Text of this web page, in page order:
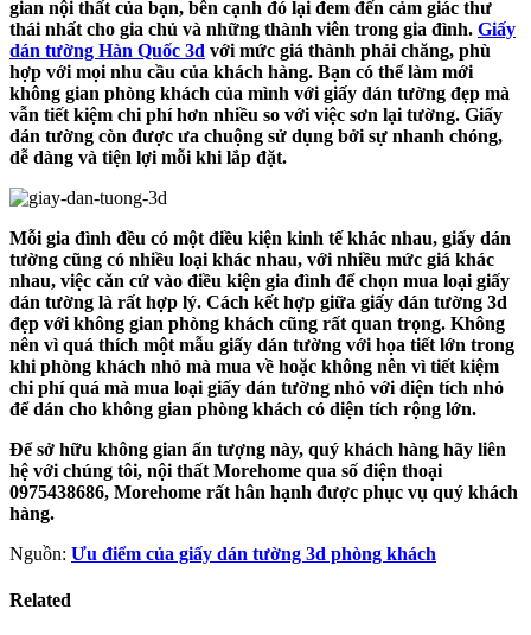
gian nội thất của bạn, bên cạnh đó lại đem đến cảm giác thư
thái nhất cho gia chủ và những thành viên trong gia đình. Giấy
dán tường Hàn Quốc 3d với mức giá thành phải chăng, phù
hợp với mọi nhu cầu của khách hàng. Bạn có thể làm mới
không gian phòng khách của mình với giấy dán tường đẹp mà
vẫn tiết kiệm chi phí hơn nhiều so với việc sơn lại tường. Giấy
dán tường còn được ưa chuộng sử dụng bởi sự nhanh chóng,
dễ dàng và tiện lợi mỗi khi lắp đặt.
Mỗi gia đình đều có một điều kiện kinh tế khác nhau, giấy dán
tường cũng có nhiều loại khác nhau, với nhiều mức giá khác
nhau, việc căn cứ vào điều kiện gia đình để chọn mua loại giấy
dán tường là rất hợp lý. Cách kết hợp giữa giấy dán tường 3d
đẹp với không gian phòng khách cũng rất quan trọng. Không
nên vì quá thích một mẫu giấy dán tường với họa tiết lớn trong
khi phòng khách nhỏ mà mua về hoặc không nên vì tiết kiệm
chi phí quá mà mua loại giấy dán tường nhỏ với diện tích nhỏ
để dán cho không gian phòng khách có diện tích rộng lớn.
Để sở hữu không gian ấn tượng này, quý khách hàng hãy liên
hệ với chúng tôi, nội thất Morehome qua số điện thoại
0975438686, Morehome rất hân hạnh được phục vụ quý khách
hàng.
Nguồn: Ưu điểm của giấy dán tường 3d phòng khách
Related